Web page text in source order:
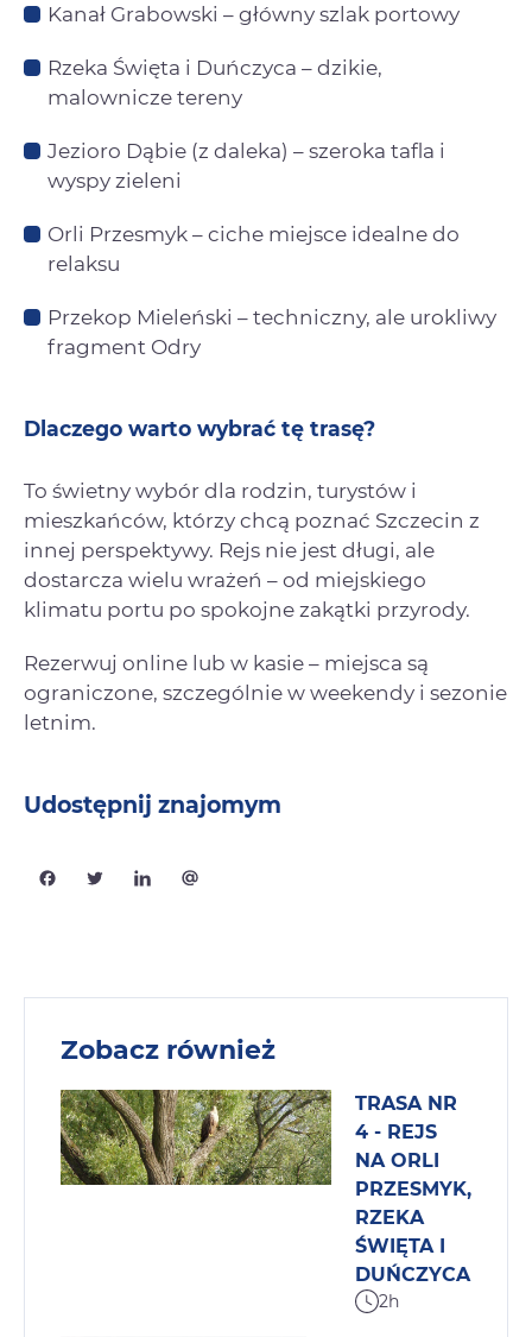
Kanał Grabowski – główny szlak portowy
Rzeka Święta i Duńczyca – dzikie,
malownicze tereny
Jezioro Dąbie (z daleka) – szeroka tafla i
wyspy zieleni
Orli Przesmyk – ciche miejsce idealne do
relaksu
Przekop Mieleński – techniczny, ale urokliwy
fragment Odry
Dlaczego warto wybrać tę trasę?
To świetny wybór dla rodzin, turystów i
mieszkańców, którzy chcą poznać Szczecin z
innej perspektywy. Rejs nie jest długi, ale
dostarcza wielu wrażeń – od miejskiego
klimatu portu po spokojne zakątki przyrody.
Rezerwuj online lub w kasie – miejsca są
ograniczone, szczególnie w weekendy i sezonie
letnim.
Udostępnij znajomym
Zobacz również
TRASA NR
4 - REJS
NA ORLI
PRZESMYK,
RZEKA
ŚWIĘTA I
DUŃCZYCA
2h